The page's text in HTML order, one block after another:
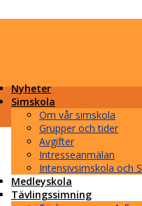
Nyheter
Simskola
Om vår simskola
Grupper och tider
Avgifter
Intresseanmälan
Intensivsimskola och
Medleyskola
Tävlingssimning